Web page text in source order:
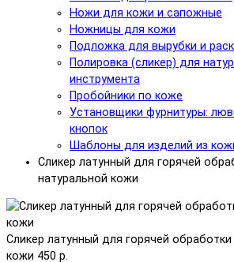
Ножи для кожи и сапожные
Ножницы для кожи
Подложка для вырубки и
Полировка (сликер) для
инструмента
Пробойники по коже
Установщики фурнитуры:
кнопок
Шаблоны для изделий из
Сликер латунный для горячей
натуральной кожи
Сликер латунный для горячей обработки
кожи 450 р.